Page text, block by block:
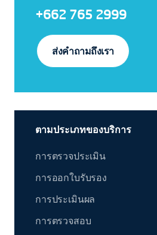
+662 765 2999
ส่งคำถามถึงเรา
ตามประเภทของบริการ
การตรวจประเมิน
การออกใบรับรอง
การประเมินผล
การตรวจสอบ